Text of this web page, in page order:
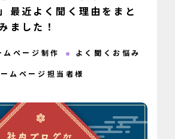
最近よく聞く理由をまと
ました！
ムページ制作 よく聞くお悩み
ムページ担当者様